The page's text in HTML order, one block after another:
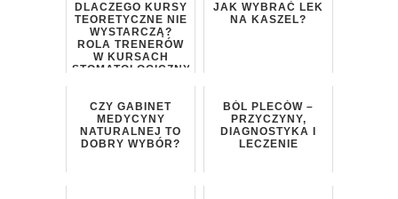
DLACZEGO KURSY
TEORETYCZNE NIE
WYSTARCZĄ?
ROLA TRENERÓW
W KURSACH
STOMATOLOGICZNYCH
JAK WYBRAĆ LEK
NA KASZEL?
CZY GABINET
MEDYCYNY
NATURALNEJ TO
DOBRY WYBÓR?
BÓL PLECÓW –
PRZYCZYNY,
DIAGNOSTYKA I
LECZENIE